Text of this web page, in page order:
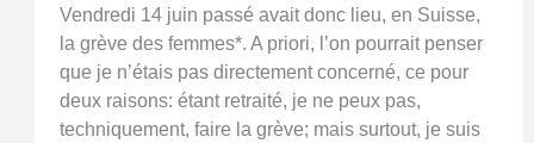
Vendredi 14 juin passé avait donc lieu, en Suisse,
la grève des femmes*. A priori, l’on pourrait penser
que je n’étais pas directement concerné, ce pour
deux raisons: étant retraité, je ne peux pas,
techniquement, faire la grève; mais surtout, je suis